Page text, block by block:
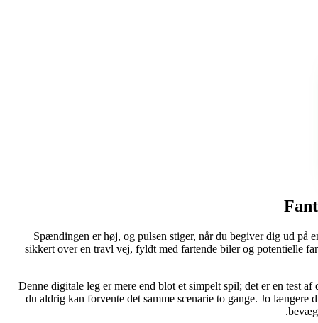
Spændingen er høj, og pulsen stiger, når du begiver dig ud på
sikkert over en travl vej, fyldt med fartende biler og potentielle
Denne digitale leg er mere end blot et simpelt spil; det er en test
du aldrig kan forvente det samme scenarie to gange. Jo